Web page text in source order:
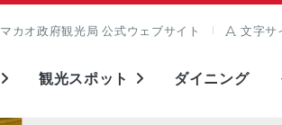
マカオ政府観光局 公式ウェブサイト 文字サ
観光スポット ダイニング